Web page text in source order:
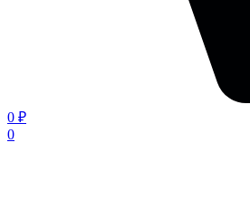
0 ₽
0